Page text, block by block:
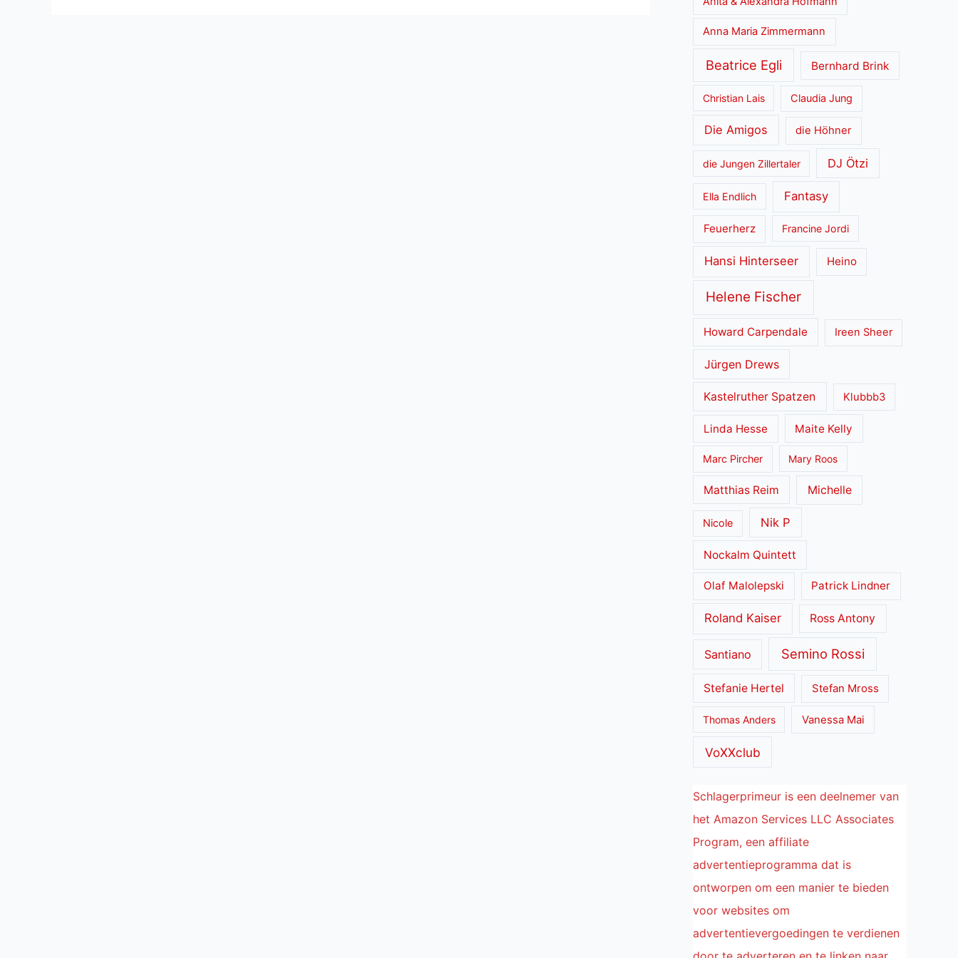
Anna Maria Zimmermann
Beatrice Egli Bernhard Brink
Christian Lais Claudia Jung
Die Amigos die Höhner
die Jungen Zillertaler DJ Ötzi
Ella Endlich Fantasy
Feuerherz Francine Jordi
Hansi Hinterseer Heino
Helene Fischer
Howard Carpendale Ireen Sheer
Jürgen Drews
Kastelruther Spatzen Klubbb3
Linda Hesse Maite Kelly
Marc Pircher Mary Roos
Matthias Reim Michelle
Nicole Nik P
Nockalm Quintett
Olaf Malolepski Patrick Lindner
Roland Kaiser Ross Antony
Santiano Semino Rossi
Stefanie Hertel Stefan Mross
Thomas Anders Vanessa Mai
VoXXclub
Schlagerprimeur is een deelnemer van
het Amazon Services LLC Associates
Program, een affiliate
advertentieprogramma dat is
ontworpen om een manier te bieden
voor websites om
advertentievergoedingen te verdienen